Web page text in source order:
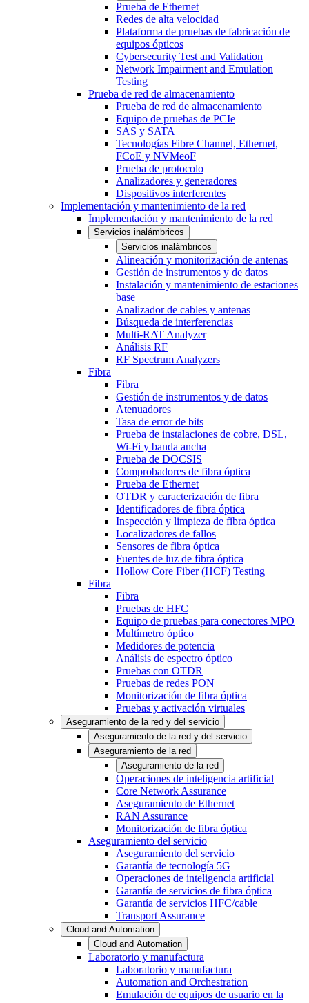
Prueba de Ethernet
Redes de alta velocidad
Plataforma de pruebas de fabricación de
equipos ópticos
Cybersecurity Test and Validation
Network Impairment and Emulation
Testing
Prueba de red de almacenamiento
Prueba de red de almacenamiento
Equipo de pruebas de PCIe
SAS y SATA
Tecnologías Fibre Channel, Ethernet,
FCoE y NVMeoF
Prueba de protocolo
Analizadores y generadores
Dispositivos interferentes
Implementación y mantenimiento de la red
Implementación y mantenimiento de la red
Servicios inalámbricos
Servicios inalámbricos
Alineación y monitorización de antenas
Gestión de instrumentos y de datos
Instalación y mantenimiento de estaciones
base
Analizador de cables y antenas
Búsqueda de interferencias
Multi-RAT Analyzer
Análisis RF
RF Spectrum Analyzers
Fibra
Fibra
Gestión de instrumentos y de datos
Atenuadores
Tasa de error de bits
Prueba de instalaciones de cobre, DSL,
Wi-Fi y banda ancha
Prueba de DOCSIS
Comprobadores de fibra óptica
Prueba de Ethernet
OTDR y caracterización de fibra
Identificadores de fibra óptica
Inspección y limpieza de fibra óptica
Localizadores de fallos
Sensores de fibra óptica
Fuentes de luz de fibra óptica
Hollow Core Fiber (HCF) Testing
Fibra
Fibra
Pruebas de HFC
Equipo de pruebas para conectores MPO
Multímetro óptico
Medidores de potencia
Análisis de espectro óptico
Pruebas con OTDR
Pruebas de redes PON
Monitorización de fibra óptica
Pruebas y activación virtuales
Aseguramiento de la red y del servicio
Aseguramiento de la red y del servicio
Aseguramiento de la red
Aseguramiento de la red
Operaciones de inteligencia artificial
Core Network Assurance
Aseguramiento de Ethernet
RAN Assurance
Monitorización de fibra óptica
Aseguramiento del servicio
Aseguramiento del servicio
Garantía de tecnología 5G
Operaciones de inteligencia artificial
Garantía de servicios de fibra óptica
Garantía de servicios HFC/cable
Transport Assurance
Cloud and Automation
Cloud and Automation
Laboratorio y manufactura
Laboratorio y manufactura
Automation and Orchestration
Emulación de equipos de usuario en la